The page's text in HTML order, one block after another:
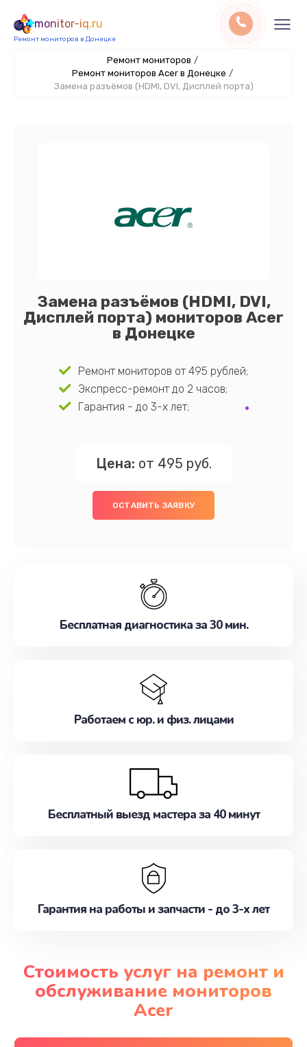
monitor-iq.ru
Ремонт мониторов в Донецке
Ремонт мониторов /
Ремонт мониторов Acer в Донецке /
Замена разъёмов (HDMI, DVI, Дисплей порта)
Замена разъёмов (HDMI, DVI,
Дисплей порта) мониторов Acer
в Донецке
Ремонт мониторов от 495 рублей;
Экспресс-ремонт до 2 часов;
Гарантия - до 3-х лет;
Цена: от 495 руб.
ОСТАВИТЬ ЗАЯВКУ
Бесплатная диагностика за 30 мин.
Работаем с юр. и физ. лицами
Бесплатный выезд мастера за 40 минут
Гарантия на работы и запчасти - до 3-х лет
Стоимость услуг на ремонт и
обслуживание мониторов
Acer